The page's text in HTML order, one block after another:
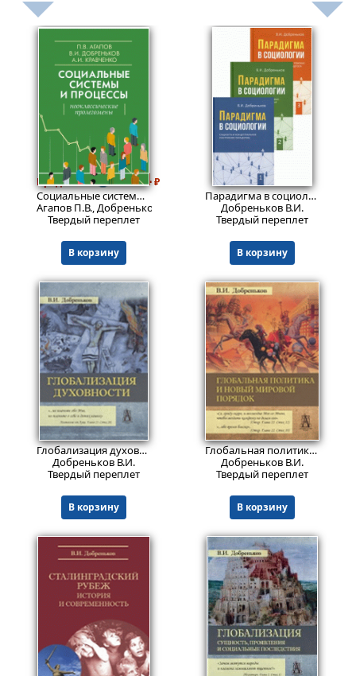
Пред.заказ! 1994₽
Социальные системы и процессы. Неоклассические пролегомены
Агапов П.В., Добреньков В.И., Кравченко А.И.
Твердый переплет
В корзину
2318
Парадигма в социологии. Комплект в 3-х тт
Добреньков В.И.
Твердый переплет
В корзину
869₽
Глобализация духовности
Добреньков В.И.
Твердый переплет
В корзину
Пред.заказ!
Глобальная политика и новый мировой порядок
Добреньков В.И.
Твердый переплет
В корзину